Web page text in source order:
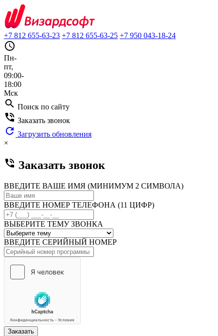
+7 812 655-63-23 +7 812 655-63-25 +7 950 043-18-24
query_builder
Пн-
пт,
09:00-
18:00
Мск
search Поиск по сайту
phone_in_talk Заказать звонок
refresh Загрузить обновления
×
phone_in_talk Заказать звонок
ВВЕДИТЕ ВАШЕ ИМЯ (МИНИМУМ 2 СИМВОЛА)
ВВЕДИТЕ НОМЕР ТЕЛЕФОНА (11 ЦИФР)
ВЫБЕРИТЕ ТЕМУ ЗВОНКА
ВВЕДИТЕ СЕРИЙНЫЙ НОМЕР
Заказать